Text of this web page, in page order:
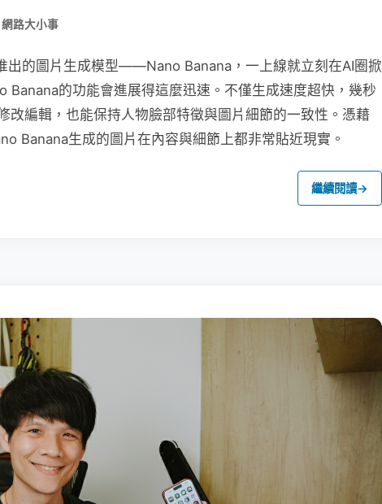
網路大小事
出的圖片生成模型——Nano Banana，一上線就立刻在AI圈掀
Banana的功能會進展得這麼迅速。不僅生成速度超快，幾秒
改編輯，也能保持人物臉部特徵與圖片細節的一致性。憑藉
Banana生成的圖片在內容與細節上都非常貼近現實。
繼續閱讀→